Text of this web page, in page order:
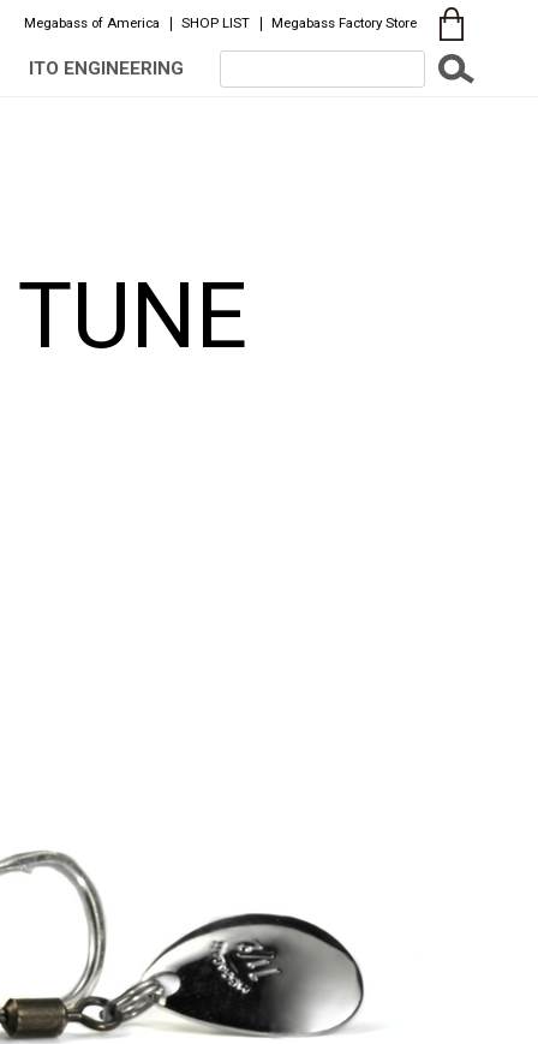
Megabass of America SHOP LIST Megabass Factory Store
ITO ENGINEERING